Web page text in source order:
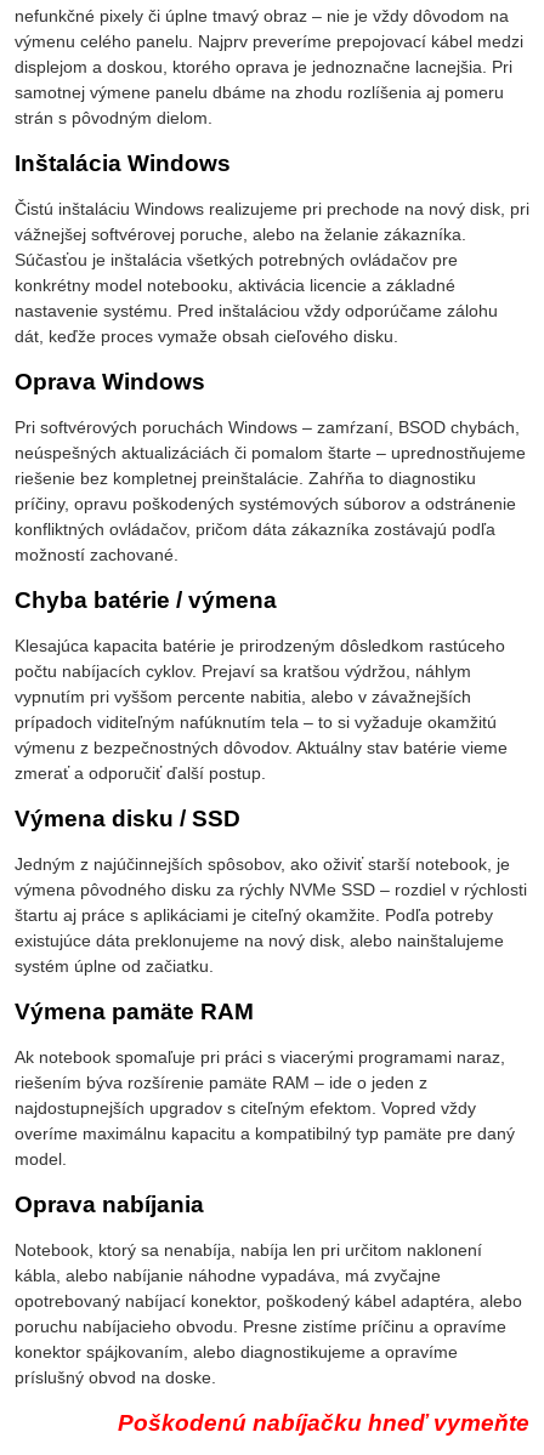
nefunkčné pixely či úplne tmavý obraz – nie je vždy dôvodom na
výmenu celého panelu. Najprv preveríme prepojovací kábel medzi
displejom a doskou, ktorého oprava je jednoznačne lacnejšia. Pri
samotnej výmene panelu dbáme na zhodu rozlíšenia aj pomeru
strán s pôvodným dielom.
Inštalácia Windows
Čistú inštaláciu Windows realizujeme pri prechode na nový disk, pri
vážnejšej softvérovej poruche, alebo na želanie zákazníka.
Súčasťou je inštalácia všetkých potrebných ovládačov pre
konkrétny model notebooku, aktivácia licencie a základné
nastavenie systému. Pred inštaláciou vždy odporúčame zálohu
dát, keďže proces vymaže obsah cieľového disku.
Oprava Windows
Pri softvérových poruchách Windows – zamŕzaní, BSOD chybách,
neúspešných aktualizáciách či pomalom štarte – uprednostňujeme
riešenie bez kompletnej preinštalácie. Zahŕňa to diagnostiku
príčiny, opravu poškodených systémových súborov a odstránenie
konfliktných ovládačov, pričom dáta zákazníka zostávajú podľa
možností zachované.
Chyba batérie / výmena
Klesajúca kapacita batérie je prirodzeným dôsledkom rastúceho
počtu nabíjacích cyklov. Prejaví sa kratšou výdržou, náhlym
vypnutím pri vyššom percente nabitia, alebo v závažnejších
prípadoch viditeľným nafúknutím tela – to si vyžaduje okamžitú
výmenu z bezpečnostných dôvodov. Aktuálny stav batérie vieme
zmerať a odporučiť ďalší postup.
Výmena disku / SSD
Jedným z najúčinnejších spôsobov, ako oživiť starší notebook, je
výmena pôvodného disku za rýchly NVMe SSD – rozdiel v rýchlosti
štartu aj práce s aplikáciami je citeľný okamžite. Podľa potreby
existujúce dáta preklonujeme na nový disk, alebo nainštalujeme
systém úplne od začiatku.
Výmena pamäte RAM
Ak notebook spomaľuje pri práci s viacerými programami naraz,
riešením býva rozšírenie pamäte RAM – ide o jeden z
najdostupnejších upgradov s citeľným efektom. Vopred vždy
overíme maximálnu kapacitu a kompatibilný typ pamäte pre daný
model.
Oprava nabíjania
Notebook, ktorý sa nenabíja, nabíja len pri určitom naklonení
kábla, alebo nabíjanie náhodne vypadáva, má zvyčajne
opotrebovaný nabíjací konektor, poškodený kábel adaptéra, alebo
poruchu nabíjacieho obvodu. Presne zistíme príčinu a opravíme
konektor spájkovaním, alebo diagnostikujeme a opravíme
príslušný obvod na doske.
Poškodenú nabíjačku hneď vymeňte